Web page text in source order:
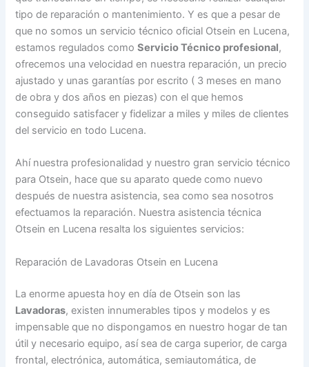
tipo de reparación o mantenimiento. Y es que a pesar de
que no somos un servicio técnico oficial Otsein en Lucena,
estamos regulados comoServicio Técnico profesional,
ofrecemos una velocidad en nuestra reparación, un precio
ajustado y unas garantías por escrito ( 3 meses en mano
de obra y dos años en piezas) con el que hemos
conseguido satisfacer y fidelizar a miles y miles de clientes
del servicio en todo Lucena.
Ahí nuestra profesionalidad y nuestro gran servicio técnico
para Otsein, hace que su aparato quede como nuevo
después de nuestra asistencia, sea como sea nosotros
efectuamos la reparación. Nuestra asistencia técnica
Otsein en Lucena resalta los siguientes servicios:
Reparación de Lavadoras Otsein en Lucena
La enorme apuesta hoy en día de Otsein son las
Lavadoras, existen innumerables tipos y modelos y es
impensable que no dispongamos en nuestro hogar de tan
útil y necesario equipo, así sea de carga superior, de carga
frontal, electrónica, automática, semiautomática, de